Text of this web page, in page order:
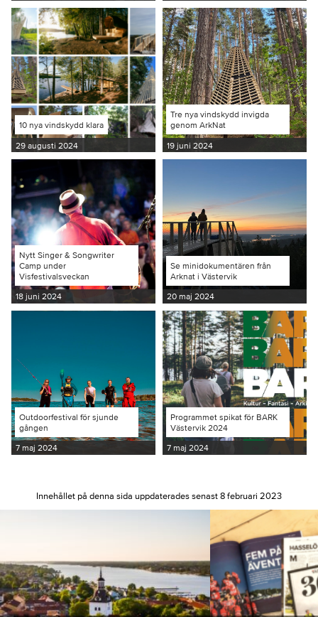
10 nya vindskydd klara
29 augusti 2024
Tre nya vindskydd invigda
genom ArkNat
19 juni 2024
Nytt Singer & Songwriter
Camp under
Visfestivalsveckan
18 juni 2024
Se minidokumentären från
Arknat i Västervik
20 maj 2024
Outdoorfestival för sjunde
gången
7 maj 2024
Programmet spikat för BARK
Västervik 2024
7 maj 2024
Innehållet på denna sida uppdaterades senast 8 februari 2023